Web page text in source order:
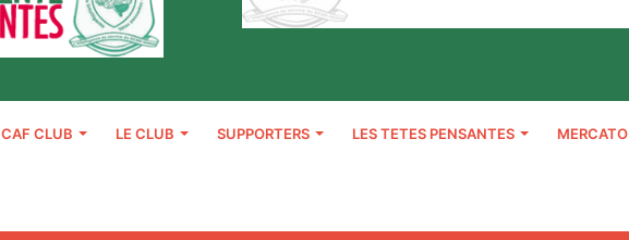
CAF CLUB LE CLUB SUPPORTERS LES TETES PENSANTES MERCATO